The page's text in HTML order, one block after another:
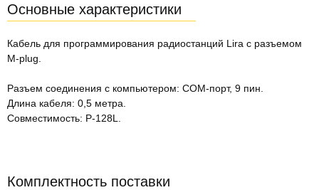
Основные характеристики
Кабель для программирования радиостанций Lira c разъемом
M-plug.
Разъем соединения с компьютером: COM-порт, 9 пин.
Длина кабеля: 0,5 метра.
Совместимость: P-128L.
Комплектность поставки